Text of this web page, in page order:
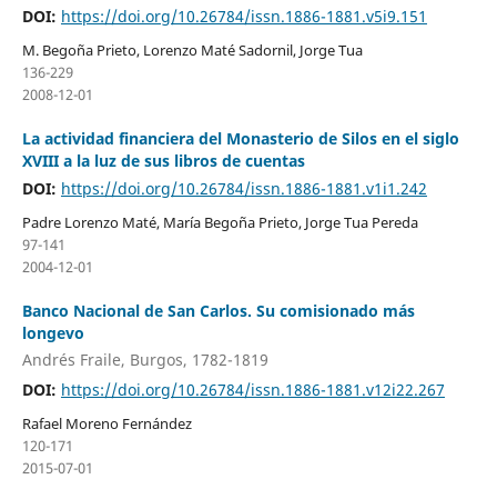
DOI: https://doi.org/10.26784/issn.1886-1881.v5i9.151
M. Begoña Prieto, Lorenzo Maté Sadornil, Jorge Tua
136-229
2008-12-01
La actividad financiera del Monasterio de Silos en el siglo
XVIII a la luz de sus libros de cuentas
DOI: https://doi.org/10.26784/issn.1886-1881.v1i1.242
Padre Lorenzo Maté, María Begoña Prieto, Jorge Tua Pereda
97-141
2004-12-01
Banco Nacional de San Carlos. Su comisionado más
longevo
Andrés Fraile, Burgos, 1782-1819
DOI: https://doi.org/10.26784/issn.1886-1881.v12i22.267
Rafael Moreno Fernández
120-171
2015-07-01